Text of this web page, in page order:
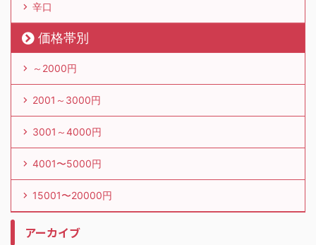
辛口
価格帯別
～2000円
2001～3000円
3001～4000円
4001〜5000円
15001〜20000円
アーカイブ